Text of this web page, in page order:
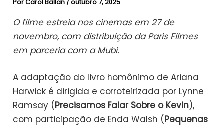
PorCarol Ballan /outubro 7, 2025
O filme estreia nos cinemas em 27 de
novembro, com distribuição da Paris Filmes
em parceria com a Mubi.
A adaptação do livro homônimo de Ariana
Harwick é dirigida e corroteirizada por Lynne
Ramsay (Precisamos Falar Sobre o Kevin),
com participação de Enda Walsh (Pequenas